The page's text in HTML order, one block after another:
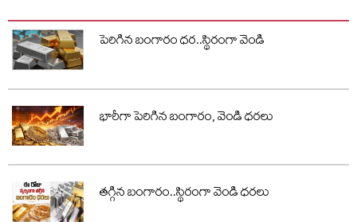
పెరిగిన బంగారం ధర..స్థిరంగా వెండి
భారీగా పెరిగిన బంగారం, వెండి ధరలు
తగ్గిన బంగారం..స్థిరంగా వెండి ధరలు